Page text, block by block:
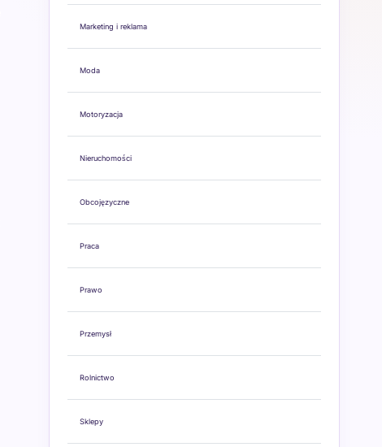
Marketing i reklama
Moda
Motoryzacja
Nieruchomości
Obcojęzyczne
Praca
Prawo
Przemysł
Rolnictwo
Sklepy